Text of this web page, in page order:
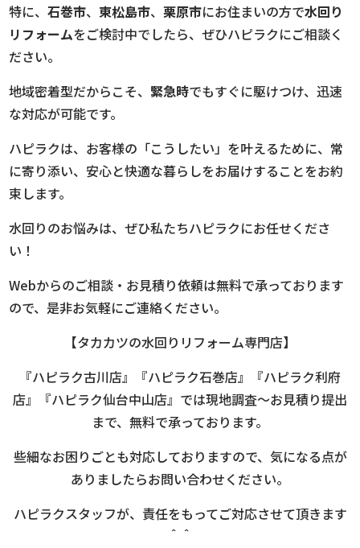
特に、石巻市、 東松島市、栗原市にお住まいの方で水回り
リフォームをご検討中でしたら、ぜひハピラクにご相談く
ださい。
地域密着型だからこそ、 緊急時でもすぐに駆けつけ、迅速
な対応が可能です。
ハピラクは、お客様の「こうしたい」を叶えるために、常
に寄り添い、安心と快適な暮らしをお届けすることをお約
束します。
水回りのお悩みは、ぜひ私たちハピラクにお任せくださ
い！
Webからのご相談・お見積り依頼は無料で承っております
ので、是非お気軽にご連絡ください。
【タカカツの水回りリフォーム専門店】
『ハピラク古川店』『ハピラク石巻店』『ハピラク利府
店』『ハピラク仙台中山店』では現地調査～お見積り提出
まで、無料で承っております。
些細なお困りごとも対応しておりますので、気になる点が
ありましたらお問い合わせください。
ハピラクスタッフが、責任をもってご対応させて頂きます
＾＾